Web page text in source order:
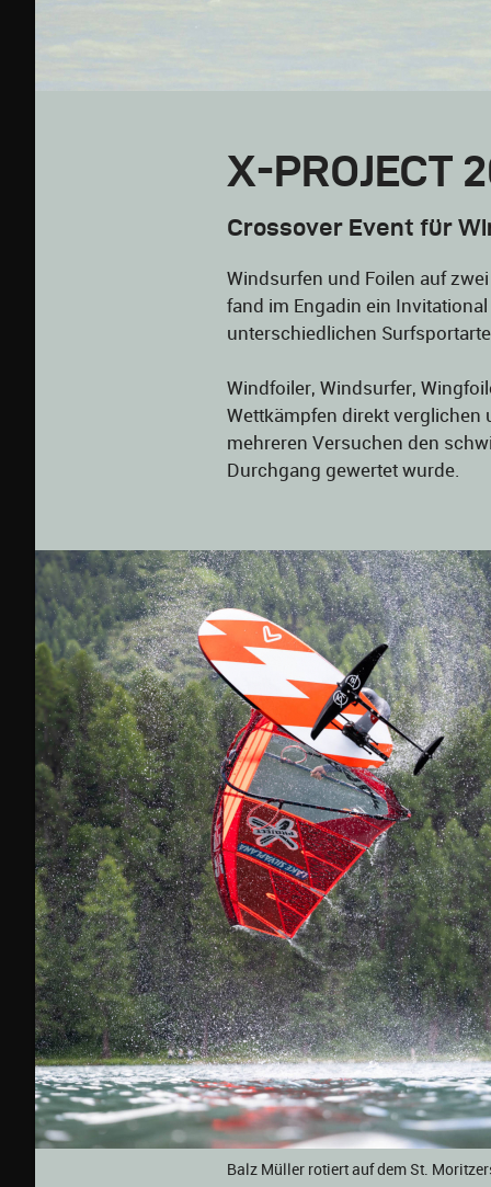
X-PROJECT
Crossover Event für
Windsurfen und Foilen auf
fand im Engadin ein
unterschiedlichen
Windfoiler, Windsurfer,
Wettkämpfen direkt verglichen
mehreren Versuchen den
Durchgang gewertet wurde.
Balz Müller rotiert auf dem St.